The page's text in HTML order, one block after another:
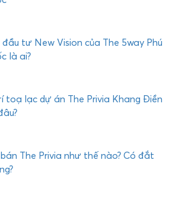
đầu tư New Vision của The 5way Phú
là ai?
toạ lạc dự án The Privia Khang Điền
The Privia như thế nào? Có đắt